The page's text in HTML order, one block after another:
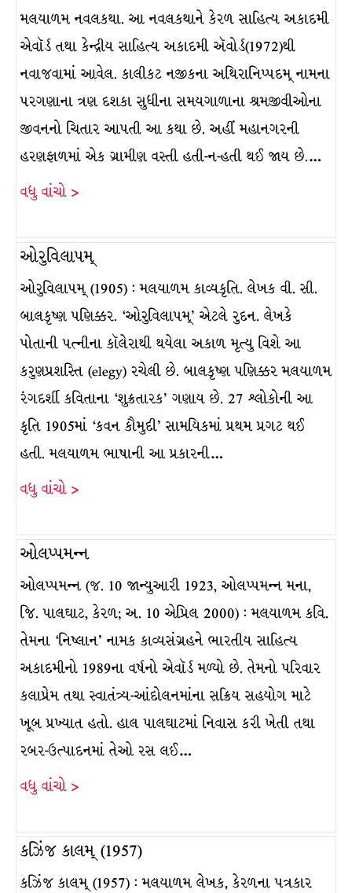
મલયાળમ નવલકથા. આ નવલકથાને કેરળ સાહિત્ય અકાદમી
એવૉર્ડ તથા કેન્દ્રીય સાહિત્ય અકાદમી ઍવોર્ડ(1972)થી
નવાજવામાં આવેલ. કાલીકટ નજીકના અથિરાનિપ્પદમ્ નામના
પરગણાના ત્રણ દશકા સુધીના સમયગાળાના શ્રમજીવીઓના
જીવનનો ચિતાર આપતી આ કથા છે. અહીં મહાનગરની
હરણફાળમાં એક ગ્રામીણ વસ્તી હતી-ન-હતી થઈ જાય છે.…
વધુ વાંચો >
ઓરુવિલાપમ્
ઓરુવિલાપમ્ (1905) : મલયાળમ કાવ્યકૃતિ. લેખક વી. સી.
બાલકૃષ્ણ પણિક્કર. ‘ઓરુવિલાપમ્’ એટલે રુદન. લેખકે
પોતાની પત્નીના કૉલેરાથી થયેલા અકાળ મૃત્યુ વિશે આ
કરુણપ્રશસ્તિ (elegy) રચેલી છે. બાલકૃષ્ણ પણિક્કર મલયાળમ
રંગદર્શી કવિતાના ‘શુક્રતારક’ ગણાય છે. 27 શ્લોકોની આ
કૃતિ 1905માં ‘કવન કૌમુદી’ સામયિકમાં પ્રથમ પ્રગટ થઈ
હતી. મલયાળમ ભાષાની આ પ્રકારની…
વધુ વાંચો >
ઓલપ્પમન્ન
ઓલપ્પમન્ન (જ. 10 જાન્યુઆરી 1923, ઓલપ્પમન્ન મના,
જિ. પાલઘાટ, કેરળ; અ. 10 એપ્રિલ 2000) : મલયાળમ કવિ.
તેમના ‘નિષ્લાન’ નામક કાવ્યસંગ્રહને ભારતીય સાહિત્ય
અકાદમીનો 1989ના વર્ષનો એવૉર્ડ મળ્યો છે. તેમનો પરિવાર
કલાપ્રેમ તથા સ્વાતંત્ર્ય-આંદોલનમાંના સક્રિય સહયોગ માટે
ખૂબ પ્રખ્યાત હતો. હાલ પાલઘાટમાં નિવાસ કરી ખેતી તથા
રબર-ઉત્પાદનમાં તેઓ રસ લઈ…
વધુ વાંચો >
કઝિંજ કાલમ્ (1957)
કઝિંજ કાલમ્ (1957) : મલયાળમ લેખક, કેરળના પત્રકાર